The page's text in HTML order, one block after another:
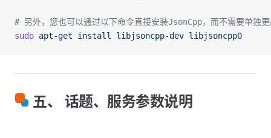
# 另外，您也可以通过以下命令直接安装JsonCpp，而不需要单独
sudo apt-get install libjsoncpp-dev libjsoncpp0
五、 话题、服务参数说明